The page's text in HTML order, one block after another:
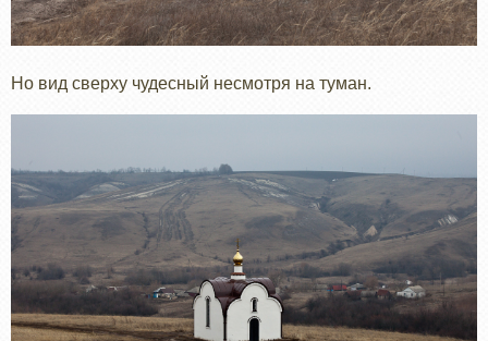
Но вид сверху чудесный несмотря на туман.